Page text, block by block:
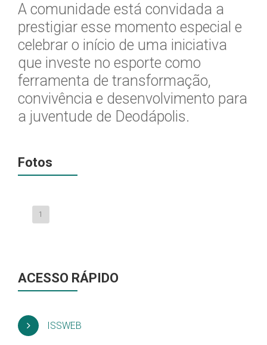
A comunidade está convidada a
prestigiar esse momento especial e
celebrar o início de uma iniciativa
que investe no esporte como
ferramenta de transformação,
convivência e desenvolvimento para
a juventude de Deodápolis.
Fotos
1
ACESSO RÁPIDO
ISSWEB